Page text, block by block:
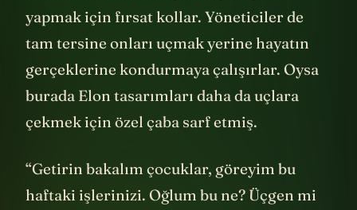
tasarımcılar farklı, uçan kaçan işleri
yapmak için fırsat kollar. Yöneticiler de
tam tersine onları uçmak yerine hayatın
gerçeklerine kondurmaya çalışırlar. Oysa
burada Elon tasarımları daha da uçlara
“Getirin bakalım çocuklar, göreyim bu